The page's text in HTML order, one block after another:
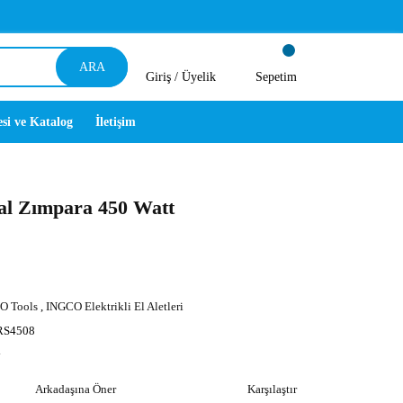
ARA
Giriş / Üyelik Sepetim
ve Katalog İletişim
Zımpara 450 Watt
Tools ,INGCO Elektrikli El Aletleri
Arkadaşına Öner Karşılaştır